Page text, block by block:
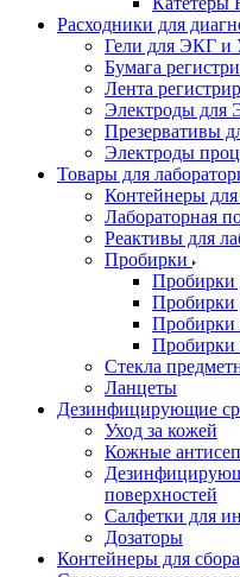
Расходники для
Гели для ЭКГ и
Бумага
Лента
Электроды для
Презервативы
Электроды
Товары для
Контейнеры для
Лабораторная
Реактивы для
Пробирки
Пробирки
Пробирки
Пробирки
Стекла
Ланцеты
Дезинфицирующие
Уход за кожей
Кожные
поверхностей
Салфетки для
Дозаторы
Контейнеры для